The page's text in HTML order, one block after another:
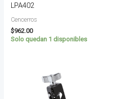
LPA402
Cencerros
$962.00
Solo quedan 1 disponibles